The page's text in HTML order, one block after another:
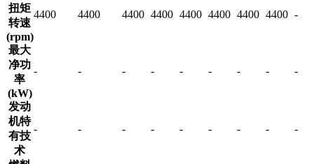
扭矩
转速
(rpm)
4400 4400 4400 4400 4400 4400 4400 4400 -
最大
净功
率
(kW)
- - - - - - - - -
发动
机特
有技
术
- - - - - - - - -